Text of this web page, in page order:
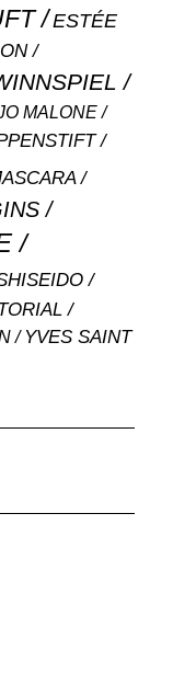
ESTÉE
MALONE
YVES SAINT